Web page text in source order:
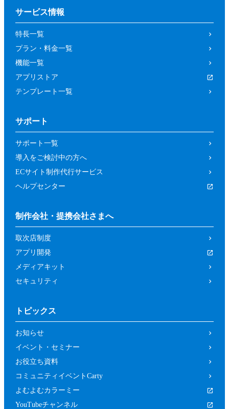
サービス情報
特長一覧
プラン・料金一覧
機能一覧
アプリストア
テンプレート一覧
サポート
サポート一覧
導入をご検討中の方へ
ECサイト制作代行サービス
ヘルプセンター
制作会社・提携会社さまへ
取次店制度
アプリ開発
メディアキット
セキュリティ
トピックス
お知らせ
イベント・セミナー
お役立ち資料
コミュニティイベントCarty
よむよむカラーミー
YouTubeチャンネル